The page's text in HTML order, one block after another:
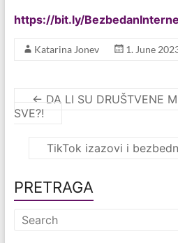
https://bit.ly/
Katarina Jonev 1. June
← DA LI SU DRUŠTVENE
SVE?!
TikTok izazovi i
PRETRAGA